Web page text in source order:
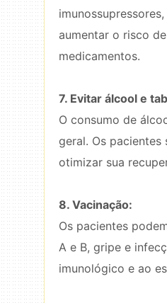
aumentar o risco
medicamentos.
7. Evitar álcool e
O consumo de
geral. Os
otimizar sua
8. Vacinação:
Os pacientes
A e B, gripe e
imunológico e ao